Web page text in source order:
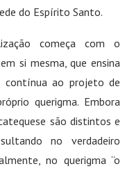
do Espírito Santo.
começa com o
si mesma, que ensina
contínua ao projeto de
querigma. Embora
são distintos e
no verdadeiro
no querigma “o